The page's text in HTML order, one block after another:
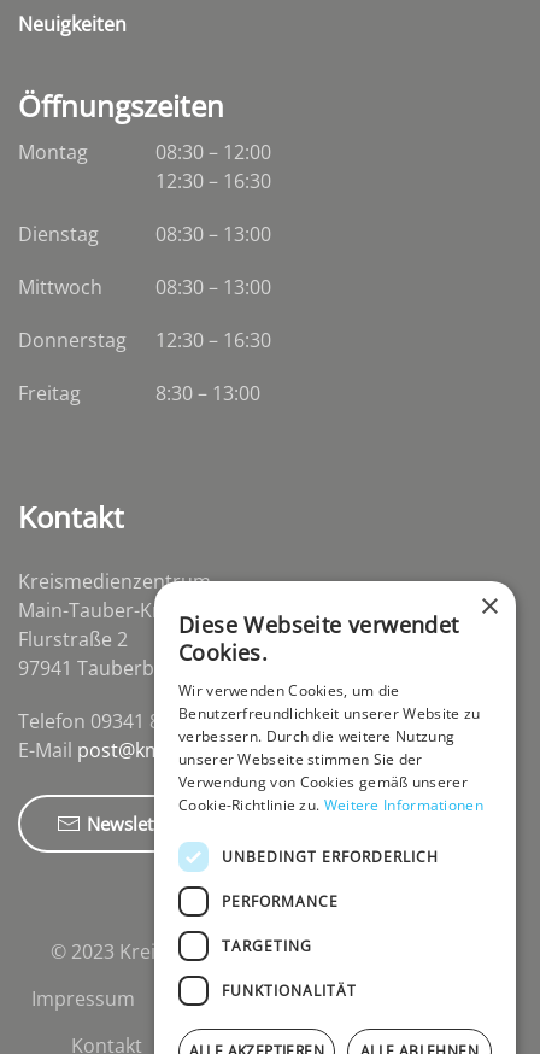
Neuigkeiten
Öffnungszeiten
Montag
08:30 – 12:00
12:30 – 16:30
Dienstag
08:30– 13:00
Mittwoch
08:30– 13:00
Donnerstag
12:30 – 16:30
Freitag
8:30 – 13:00
Kontakt
Kreismedienzentrum
Main-Tauber-Kreis
Flurstraße 2
97941 Tauberbischofsheim-Distelhausen
Telefon 09341 84670
E-Mail post@kmz-tbb.de
Newsletter
© 2023 Kreismedienzentrum Main-Tauber-Kreis.
Impressum
Datenschutzerklärung
Kontakt
Newsletter Support-Login
×
Diese Webseite verwendet
Cookies.
Wir verwenden Cookies, um die
Benutzerfreundlichkeit unserer Website zu
verbessern. Durch die weitere Nutzung
unserer Webseite stimmen Sie der
Verwendung von Cookies gemäß unserer
Cookie-Richtlinie zu. Weitere Informationen
UNBEDINGT ERFORDERLICH
PERFORMANCE
TARGETING
FUNKTIONALITÄT